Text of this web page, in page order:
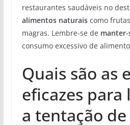
restaurantes saudáveis no
alimentos naturaiscomo
magras. Lembre-se de
consumo excessivo de
Quais são as
eficazes para
a tentação